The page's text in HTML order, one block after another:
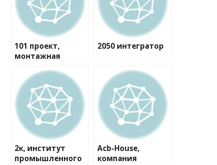
101 проект,
монтажная
2050 интегратор
2к, институт
промышленного
Acb-House,
компания